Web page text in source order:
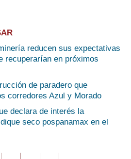
reducen sus expectativas
recuperarían en próximos
de paradero que
corredores Azul y Morado
declara de interés la
seco pospanamax en el